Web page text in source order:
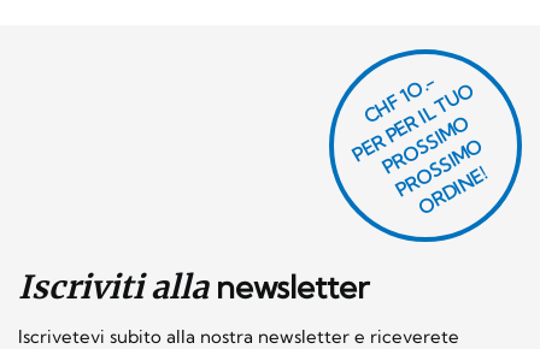
Iscriviti allanewsletter
Iscrivetevi subito alla nostra newsletter e riceverete
CHF 1O.-
P
E
R
P
E
R I
L
T
U
O
P
R
O
S
SI
M
O
P
R
O
S
SI
M
O
O
R
DI
N
E!